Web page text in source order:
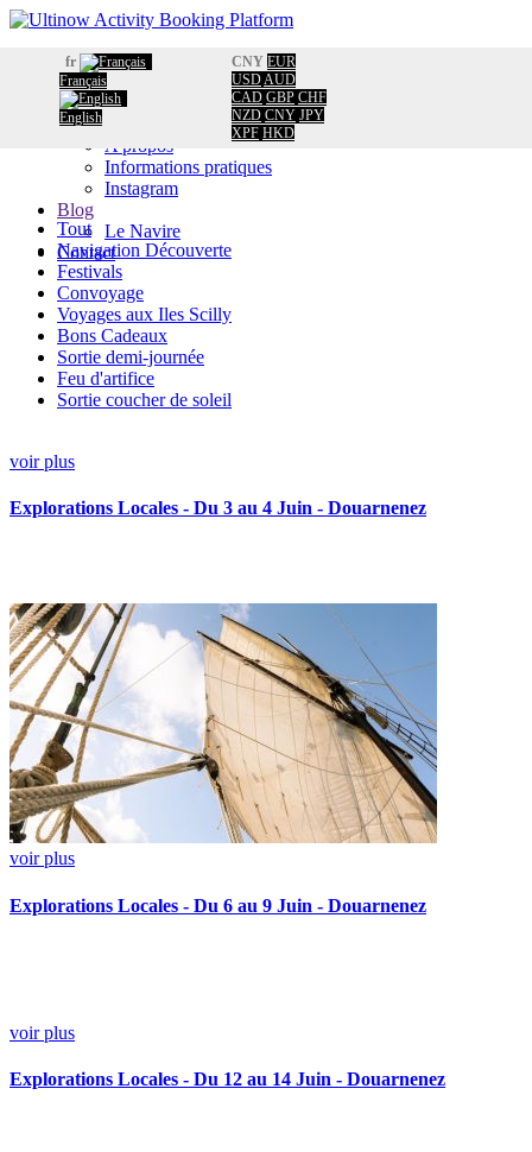
fr
Français
English
CNY EUR
USDAUD
CAD GBP CHF
NZD CNY JPY
XPF HKD
Accueil
Réservation
Calendrier
Information
A propos
Informations pratiques
Instagram
Blog
Le Navire
Contact
Tout
Navigation Découverte
Festivals
Convoyage
Voyages aux Iles Scilly
Bons Cadeaux
Sortie demi-journée
Feu d'artifice
Sortie coucher de soleil
voir plus
Explorations Locales - Du 3 au 4 Juin - Douarnenez
voir plus
Explorations Locales - Du 6 au 9 Juin - Douarnenez
voir plus
Explorations Locales - Du 12 au 14 Juin - Douarnenez